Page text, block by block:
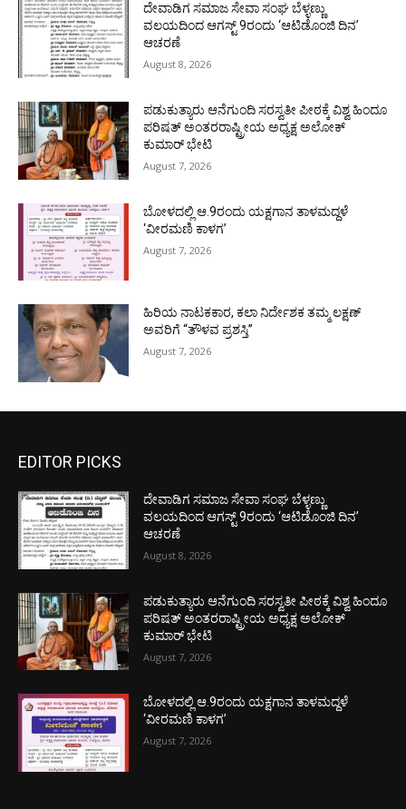
ದೇವಾಡಿಗ ಸಮಾಜ ಸೇವಾ ಸಂಘ ಬೆಳ್ಳಣ್ಣು
ವಲಯದಿಂದ ಆಗಸ್ಟ್ 9ರಂದು ‘ಆಟಿಡೊಂಜಿ ದಿನ’
ಆಚರಣೆ
August 8, 2026
ಪಡುಕುತ್ಯಾರು ಆನೆಗುಂದಿ ಸರಸ್ವತೀ ಪೀಠಕ್ಕೆ ವಿಶ್ವ ಹಿಂದೂ
ಪರಿಷತ್ ಅಂತರರಾಷ್ಟ್ರೀಯ ಅಧ್ಯಕ್ಷ ಅಲೋಕ್
ಕುಮಾರ್ ಭೇಟಿ
August 7, 2026
ಬೋಳದಲ್ಲಿ ಆ.9ರಂದು ಯಕ್ಷಗಾನ ತಾಳಮದ್ದಳೆ
‘ವೀರಮಣಿ ಕಾಳಗ’
August 7, 2026
ಹಿರಿಯ ನಾಟಕಕಾರ, ಕಲಾ ನಿರ್ದೇಶಕ ತಮ್ಮ ಲಕ್ಷಣ್
ಅವರಿಗೆ “ತೌಳವ ಪ್ರಶಸ್ತಿ”
August 7, 2026
EDITOR PICKS
ದೇವಾಡಿಗ ಸಮಾಜ ಸೇವಾ ಸಂಘ ಬೆಳ್ಳಣ್ಣು
ವಲಯದಿಂದ ಆಗಸ್ಟ್ 9ರಂದು ‘ಆಟಿಡೊಂಜಿ ದಿನ’
ಆಚರಣೆ
August 8, 2026
ಪಡುಕುತ್ಯಾರು ಆನೆಗುಂದಿ ಸರಸ್ವತೀ ಪೀಠಕ್ಕೆ ವಿಶ್ವ ಹಿಂದೂ
ಪರಿಷತ್ ಅಂತರರಾಷ್ಟ್ರೀಯ ಅಧ್ಯಕ್ಷ ಅಲೋಕ್
ಕುಮಾರ್ ಭೇಟಿ
August 7, 2026
ಬೋಳದಲ್ಲಿ ಆ.9ರಂದು ಯಕ್ಷಗಾನ ತಾಳಮದ್ದಳೆ
‘ವೀರಮಣಿ ಕಾಳಗ’
August 7, 2026